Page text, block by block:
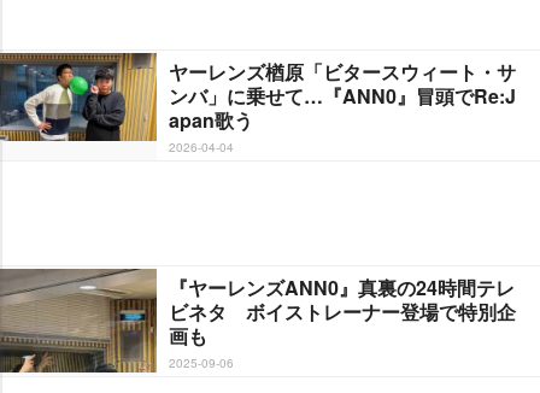
ヤーレンズ楢原「ビタースウィート・サ
ンバ」に乗せて…『ANN0』冒頭でRe:J
apan歌う
2026-04-04
『ヤーレンズANN0』真裏の24時間テレ
ビネタ ボイストレーナー登場で特別企
画も
2025-09-06